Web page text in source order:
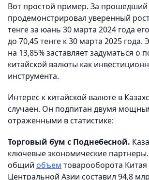
Вот простой пример. За прошедший
продемонстрировал уверенный
тенге за юань 30 марта 2024 года его
до 70,45 тенге к 30 марта 2025 года.
на 13,85% заставляет задуматься о
китайской валюты как
инструмента.
Интерес к китайской валюте в
случаен. Он подпитан двумя
отраженными в статистике:
Торговый бум с Поднебесной.
ключевые экономические партнеры.
общий объем товарооборота
Центральной Азии составил 94,8